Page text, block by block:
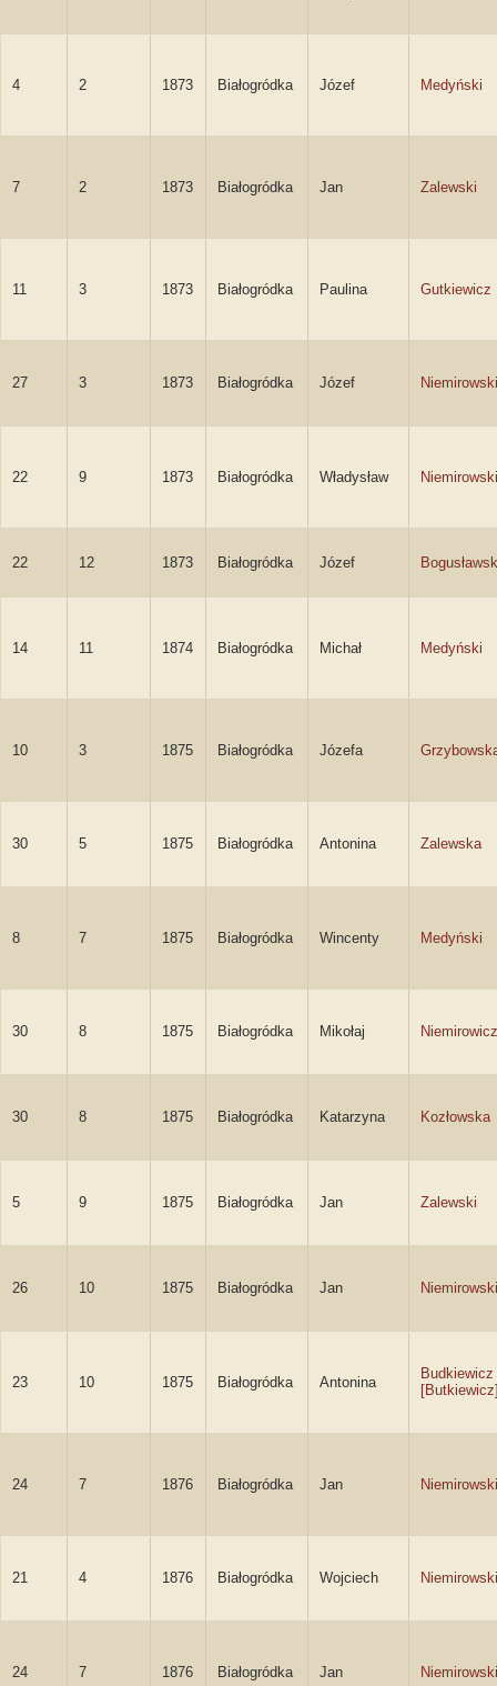
4 2 1873 Białogródka Józef Medyński
7 2 1873 Białogródka Jan Zalewski
11 3 1873 Białogródka Paulina Gutkiewicz
27 3 1873 Białogródka Józef Niemirowski
22 9 1873 Białogródka Władysław Niemirowski
22 12 1873 Białogródka Józef
14 11 1874 Białogródka Michał Medyński
10 3 1875 Białogródka Józefa
30 5 1875 Białogródka Antonina Zalewska
8 7 1875 Białogródka Wincenty Medyński
30 8 1875 Białogródka Mikołaj Niemirowicz
30 8 1875 Białogródka Katarzyna Kozłowska
5 9 1875 Białogródka Jan Zalewski
26 10 1875 Białogródka Jan Niemirowski
23 10 1875 Białogródka Antonina
Budkiewicz
24 7 1876 Białogródka Jan Niemirowski
21 4 1876 Białogródka Wojciech Niemirowski
24 7 1876 Białogródka Jan Niemirowski